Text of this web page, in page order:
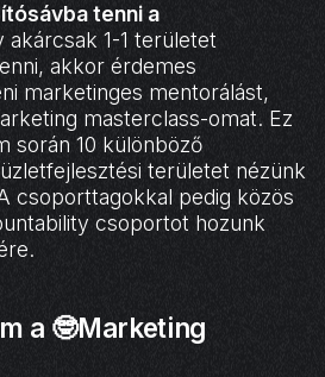
tenni a
akárcsak 1-1 területet
akkor érdemes
marketinges mentorálást,
masterclass-omat. Ez
során 10 különböző
területet nézünk
csoporttagokkal pedig közös
csoportot hozunk
a 🤓Marketing